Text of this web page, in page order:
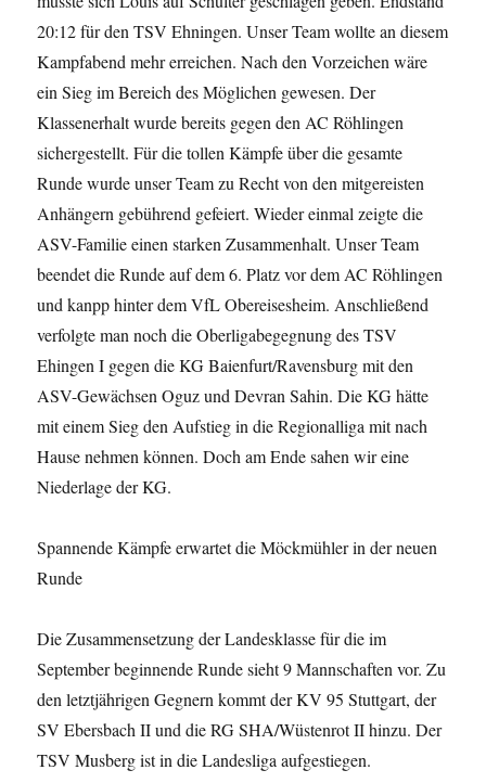
20:12 für den TSV Ehningen. Unser Team wollte an diesem
Kampfabend mehr erreichen. Nach den Vorzeichen wäre
ein Sieg im Bereich des Möglichen gewesen. Der
Klassenerhalt wurde bereits gegen den AC Röhlingen
sichergestellt. Für die tollen Kämpfe über die gesamte
Runde wurde unser Team zu Recht von den mitgereisten
Anhängern gebührend gefeiert. Wieder einmal zeigte die
ASV-Familie einen starken Zusammenhalt. Unser Team
beendet die Runde auf dem 6. Platz vor dem AC Röhlingen
und kanpp hinter dem VfL Obereisesheim. Anschließend
verfolgte man noch die Oberligabegegnung des TSV
Ehingen I gegen die KG Baienfurt/Ravensburg mit den
ASV-Gewächsen Oguz und Devran Sahin. Die KG hätte
mit einem Sieg den Aufstieg in die Regionalliga mit nach
Hause nehmen können. Doch am Ende sahen wir eine
Niederlage der KG.
Spannende Kämpfe erwartet die Möckmühler in der neuen
Runde
Die Zusammensetzung der Landesklasse für die im
September beginnende Runde sieht 9 Mannschaften vor. Zu
den letztjährigen Gegnern kommt der KV 95 Stuttgart, der
SV Ebersbach II und die RG SHA/Wüstenrot II hinzu. Der
TSV Musberg ist in die Landesliga aufgestiegen.